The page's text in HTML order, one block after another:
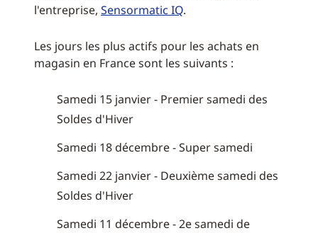
l'entreprise, Sensormatic IQ.
Les jours les plus actifs pour les achats en
magasin en France sont les suivants :
Samedi 15 janvier - Premier samedi des
Soldes d'Hiver
Samedi 18 décembre - Super samedi
Samedi 22 janvier - Deuxième samedi des
Soldes d'Hiver
Samedi 11 décembre - 2e samedi de